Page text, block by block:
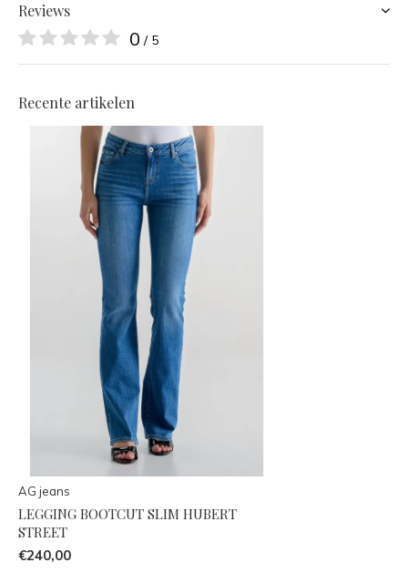
Reviews
0 / 5
Recente artikelen
AG jeans
LEGGING BOOTCUT SLIM HUBERT
STREET
€240,00